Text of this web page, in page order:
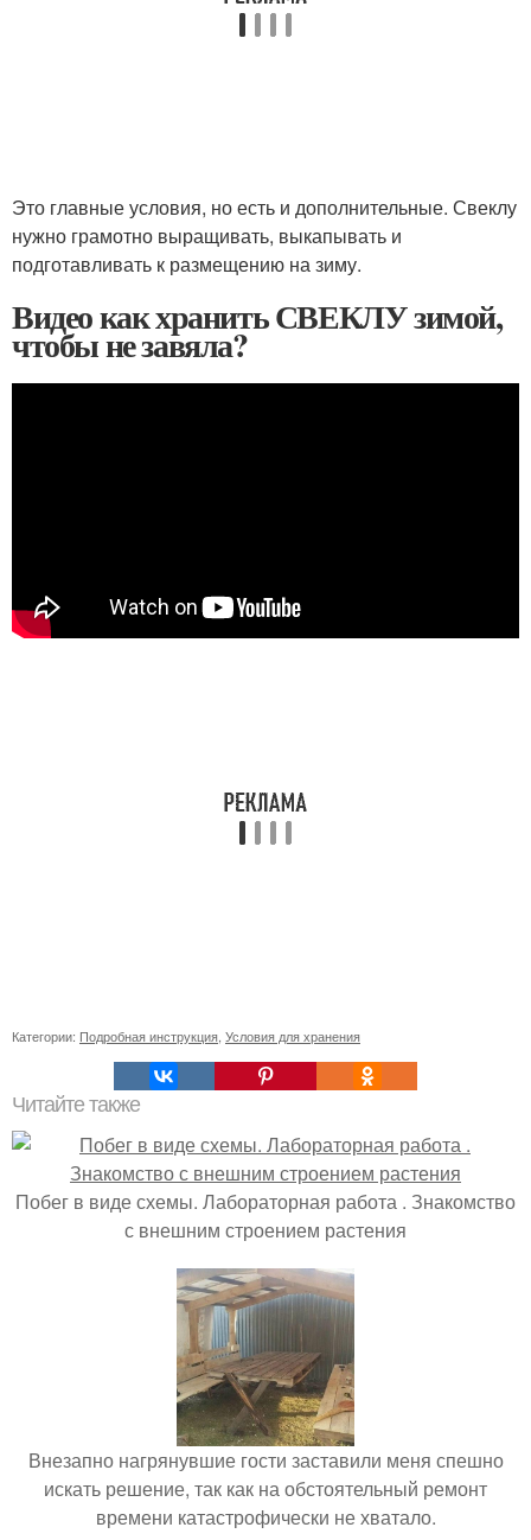
Это главные условия, но есть и дополнительные. Свеклу
нужно грамотно выращивать, выкапывать и
подготавливать к размещению на зиму.
Видео как хранить СВЕКЛУ зимой,
чтобы не завяла?
Категории: Подробная инструкция Условия для хранения
Читайте также
Побег в виде схемы. Лабораторная работа . Знакомство
с внешним строением растения
Внезапно нагрянувшие гости заставили меня спешно
искать решение, так как на обстоятельный ремонт
времени катастрофически не хватало.